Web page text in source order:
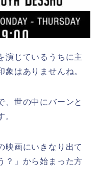
演じているうちに主
はありませんね。
、世の中にバーンと
。
映画にいきなり出て
？」から始まった方